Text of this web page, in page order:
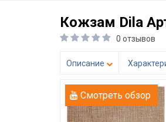
Кожзам Dila
0 отзывов
Описание
Смотреть обзор